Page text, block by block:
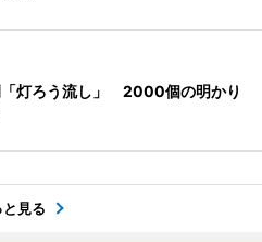
「灯ろう流し」 2000個の明かり
と見る